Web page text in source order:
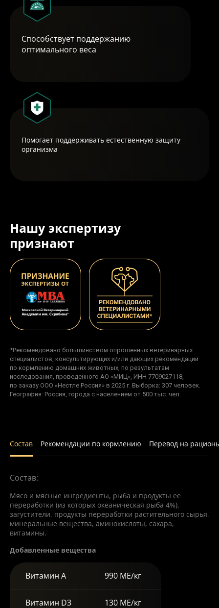
Способствует поддержанию
оптимального веса
Помогает поддерживать естественную защиту
организма
Нашу экспертизу
признают
*Рекомендовано большинством опрошенных ветеринарных
специалистов, консультирующих и/или дающих рекомендации
по кормлению домашних животных, по результатам
исследования, проведенного АО «МИЦ», ИНН 7709027118,
по заказу ООО «Нестле Россия» в 2025 г. Выборка: 307 человек.
География: Россия, города с населением от 500 тыс. чел.
Состав Рекомендации по кормлению Перевод на
Состав:
Мясо и мясные ингредиенты, рыба и продукты ее
переработки (из которых океаническая рыба 4%),
загустители, продукты переработки растительного сырья,
минеральные вещества, аминокислоты, сахара,
витамины.
Добавленные вещества
Витамин А 990 МЕ/кг
Витамин D3 130 МЕ/кг